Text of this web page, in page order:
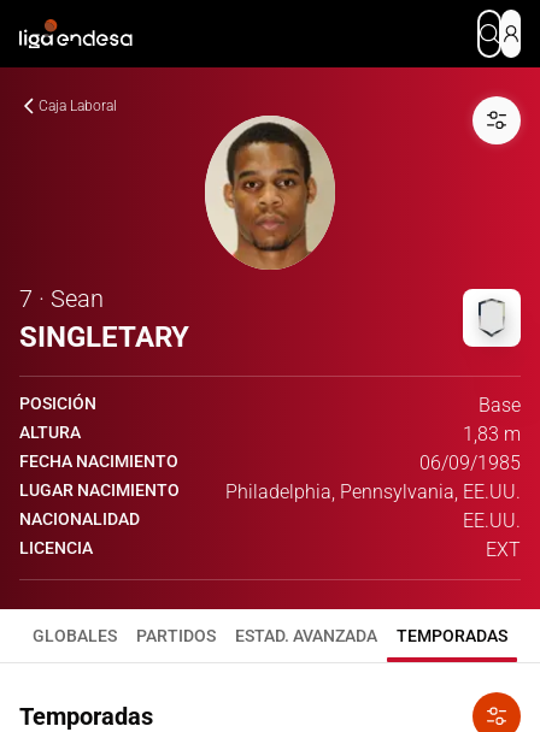
Caja Laboral
7 · Sean
SINGLETARY
POSICIÓN Base
ALTURA 1,83 m
FECHA NACIMIENTO 06/09/1985
LUGAR NACIMIENTO Philadelphia, Pennsylvania, EE.UU.
NACIONALIDAD EE.UU.
LICENCIA EXT
GLOBALES PARTIDOS ESTAD. AVANZADA TEMPORADAS
Temporadas